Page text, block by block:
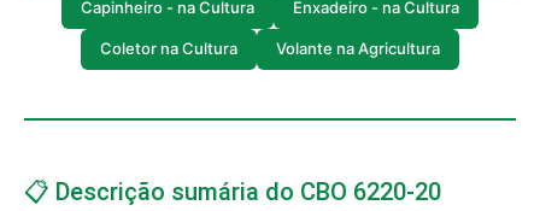
Capinheiro - na Cultura Enxadeiro - na Cultura
Coletor na Cultura Volante na Agricultura
📋 Descrição sumária do CBO 6220-20